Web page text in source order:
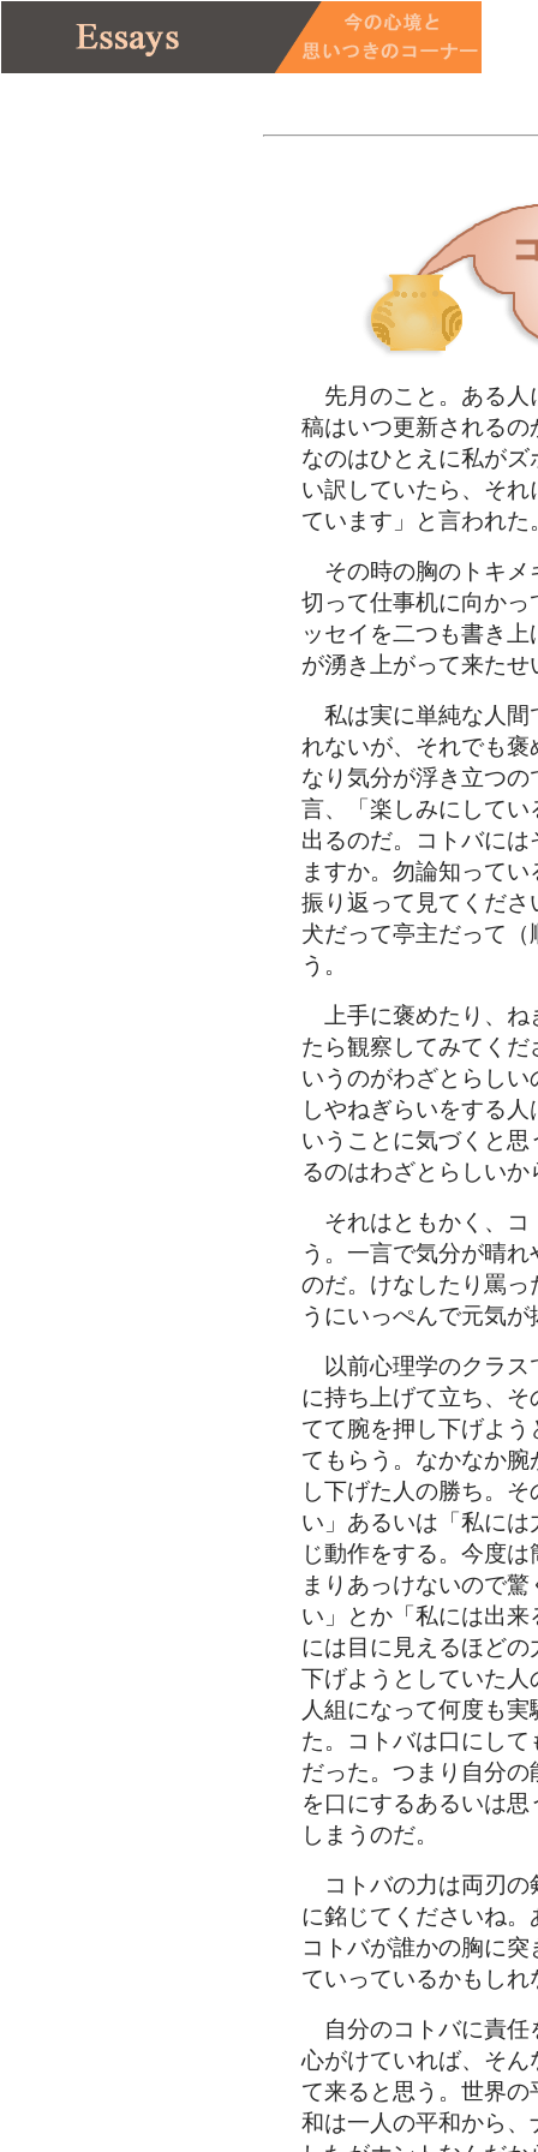
先月のこと。ある人
稿はいつ更新される
なのはひとえに私が
い訳していたら、そ
ています」と言われた
その時の胸のトキメ
切って仕事机に向か
ッセイを二つも書き
が湧き上がって来たせ
私は実に単純な人間
れないが、それでも
なり気分が浮き立つ
言、「楽しみにして
出るのだ。コトバに
ますか。勿論知って
振り返って見てくだ
犬だって亭主だって
う。
上手に褒めたり、ね
たら観察してみてく
いうのがわざとらし
しやねぎらいをする
いうことに気づくと
るのはわざとらしいか
それはともかく、コ
う。一言で気分が晴
のだ。けなしたり罵
うにいっぺんで元気
以前心理学のクラス
に持ち上げて立ち、
てて腕を押し下げよ
てもらう。なかなか
し下げた人の勝ち。
い」あるいは「私に
じ動作をする。今度
まりあっけないので
い」とか「私には出
には目に見えるほど
下げようとしていた
人組になって何度も
た。コトバは口にし
だった。つまり自分
を口にするあるいは
しまうのだ。
コトバの力は両刃の
に銘じてくださいね
コトバが誰かの胸に
ていっているかもしれ
自分のコトバに責任
心がけていれば、そ
て来ると思う。世界
和は一人の平和から